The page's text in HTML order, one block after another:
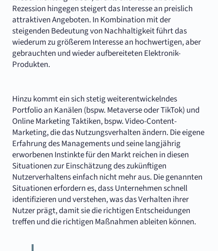
Rezession hingegen steigert das Interesse an preislich
attraktiven Angeboten. In Kombination mit der
steigenden Bedeutung von Nachhaltigkeit führt das
wiederum zu größerem Interesse an hochwertigen, aber
gebrauchten und wieder aufbereiteten Elektronik-
Produkten.
Hinzu kommt ein sich stetig weiterentwickelndes
Portfolio an Kanälen (bspw. Metaverse oder TikTok) und
Online Marketing Taktiken, bspw. Video-Content-
Marketing, die das Nutzungsverhalten ändern. Die eigene
Erfahrung des Managements und seine langjährig
erworbenen Instinkte für den Markt reichen in diesen
Situationen zur Einschätzung des zukünftigen
Nutzerverhaltens einfach nicht mehr aus. Die genannten
Situationen erfordern es, dass Unternehmen schnell
identifizieren und verstehen, was das Verhalten ihrer
Nutzer prägt, damit sie die richtigen Entscheidungen
treffen und die richtigen Maßnahmen ableiten können.